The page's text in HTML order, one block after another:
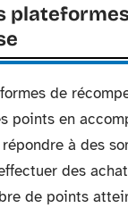
de
points en
à des
des
de points